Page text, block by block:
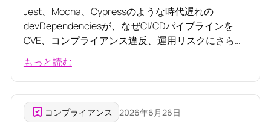
Jest、Mocha、Cypressのような時代遅れの
devDependenciesが、なぜCI/CDパイプラインを
CVE、コンプライアンス違反、運用リスクにさらす
もっと読む
コンプライアンス 2026年6月26日